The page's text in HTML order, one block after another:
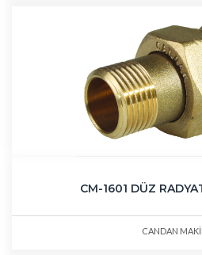
CM-1601 DÜZ
CANDAN